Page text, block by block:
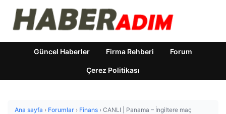
Güncel Haberler Firma Rehberi Forum
Çerez Politikası
Ana sayfa › Forumlar › Finans › CANLI | Panama – İngiltere maç